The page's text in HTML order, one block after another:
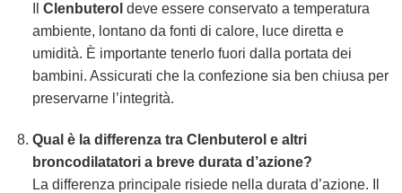
Clenbuterol deve essere conservato a temperatura
ambiente, lontano da fonti di calore, luce diretta e
umidità. È importante tenerlo fuori dalla portata dei
bambini. Assicurati che la confezione sia ben chiusa per
preservarne l’integrità.
Qual è la differenza tra Clenbuterol e altri
broncodilatatori a breve durata d’azione?
La differenza principale risiede nella durata d’azione. Il